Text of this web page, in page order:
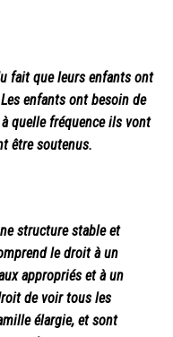
fait que leurs enfants ont
enfants ont besoin de
quelle fréquence ils vont
être soutenus.
structure stable et
le droit à un
appropriés et à un
de voir tous les
élargie, et sont